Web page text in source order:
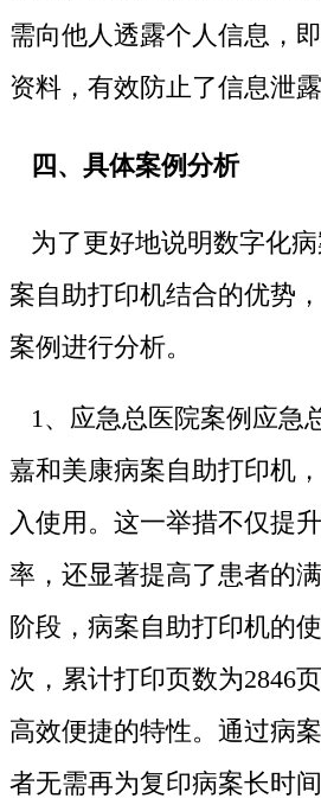
需向他人透露个人信息，
资料，有效防止了信息泄露
四、具体案例分析
为了更好地说明数字化
案自助打印机结合的优势
案例进行分析。
1、应急总医院案例应急
嘉和美康病案自助打印机
入使用。这一举措不仅提
率，还显著提高了患者的
阶段，病案自助打印机的
次，累计打印页数为2846
高效便捷的特性。通过病
者无需再为复印病案长时